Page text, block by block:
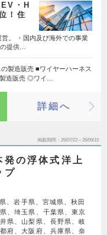
・H
！住
営。 ・国内及び海外での事業
提供…
製造販売 ■ワイヤーハーネス
造販売 ◎ワイ…
詳細へ
掲載期間 26/07/22～26/09/15
発の浮体式洋上
プ
、岩手県、宮城県、秋田
、埼玉県、千葉県、東京
県、山梨県、長野県、岐
府、大阪府、兵庫県、奈